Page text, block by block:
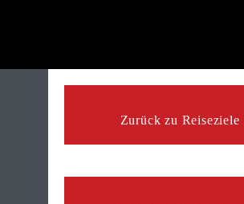
Zurück zu Reiseziele